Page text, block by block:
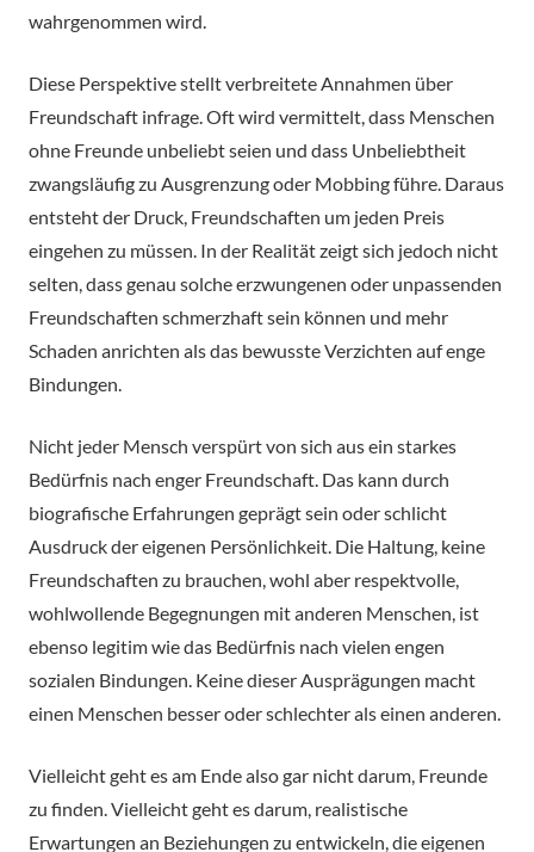
wahrgenommen wird.
Diese Perspektive stellt verbreitete Annahmen über
Freundschaft infrage. Oft wird vermittelt, dass Menschen
ohne Freunde unbeliebt seien und dass Unbeliebtheit
zwangsläufig zu Ausgrenzung oder Mobbing führe. Daraus
entsteht der Druck, Freundschaften um jeden Preis
eingehen zu müssen. In der Realität zeigt sich jedoch nicht
selten, dass genau solche erzwungenen oder unpassenden
Freundschaften schmerzhaft sein können und mehr
Schaden anrichten als das bewusste Verzichten auf enge
Bindungen.
Nicht jeder Mensch verspürt von sich aus ein starkes
Bedürfnis nach enger Freundschaft. Das kann durch
biografische Erfahrungen geprägt sein oder schlicht
Ausdruck der eigenen Persönlichkeit. Die Haltung, keine
Freundschaften zu brauchen, wohl aber respektvolle,
wohlwollende Begegnungen mit anderen Menschen, ist
ebenso legitim wie das Bedürfnis nach vielen engen
sozialen Bindungen. Keine dieser Ausprägungen macht
einen Menschen besser oder schlechter als einen anderen.
Vielleicht geht es am Ende also gar nicht darum, Freunde
zu finden. Vielleicht geht es darum, realistische
Erwartungen an Beziehungen zu entwickeln, die eigenen